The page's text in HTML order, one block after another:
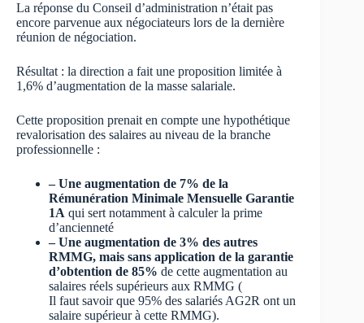
La réponse du Conseil d’administration n’était pas
encore parvenue aux négociateurs lors de la dernière
réunion de négociation.
Résultat : la direction a fait une proposition limitée à
1,6% d’augmentation de la masse salariale.
Cette proposition prenait en compte une hypothétique
revalorisation des salaires au niveau de la branche
professionnelle :
– Une augmentation de 7% de la
Rémunération Minimale Mensuelle Garantie
1A qui sert notamment à calculer la prime
d’ancienneté
– Une augmentation de 3% des autres
RMMG, mais sans application de la garantie
d’obtention de 85% de cette augmentation au
salaires réels supérieurs aux RMMG (
Il faut savoir que 95% des salariés AG2R ont un
salaire supérieur à cette RMMG).